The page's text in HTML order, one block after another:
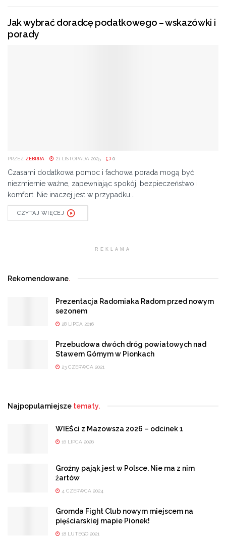
Jak wybrać doradcę podatkowego – wskazówki i
porady
PRZEZ ZEBRRA 21 LISTOPADA 2025 0
Czasami dodatkowa pomoc i fachowa porada mogą być
niezmiernie ważne, zapewniając spokój, bezpieczeństwo i
komfort. Nie inaczej jest w przypadku...
CZYTAJ WIĘCEJ
REKLAMA
Rekomendowane.
Prezentacja Radomiaka Radom przed nowym
sezonem
28 LIPCA 2016
Przebudowa dwóch dróg powiatowych nad
Stawem Górnym w Pionkach
23 CZERWCA 2021
Najpopularniejsze tematy.
WIEŚci z Mazowsza 2026 – odcinek 1
16 LIPCA 2026
Groźny pająk jest w Polsce. Nie ma z nim
żartów
4 CZERWCA 2024
Gromda Fight Club nowym miejscem na
pięściarskiej mapie Pionek!
18 LUTEGO 2021